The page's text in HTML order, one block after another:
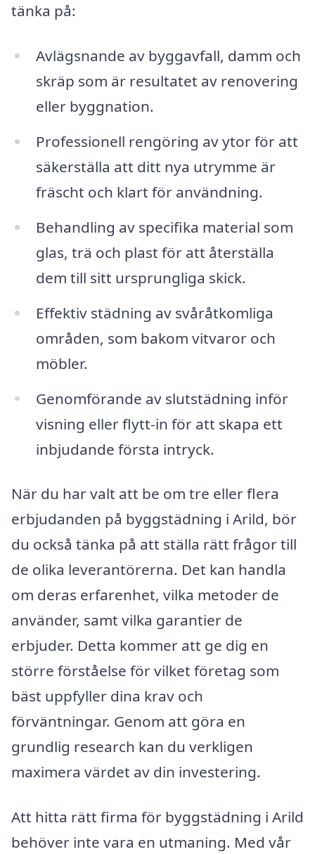
tänka på:
Avlägsnande av byggavfall, damm och
skräp som är resultatet av renovering
eller byggnation.
Professionell rengöring av ytor för att
säkerställa att ditt nya utrymme är
fräscht och klart för användning.
Behandling av specifika material som
glas, trä och plast för att återställa
dem till sitt ursprungliga skick.
Effektiv städning av svåråtkomliga
områden, som bakom vitvaror och
möbler.
Genomförande av slutstädning inför
visning eller flytt-in för att skapa ett
inbjudande första intryck.
När du har valt att be om tre eller flera
erbjudanden på byggstädning i Arild, bör
du också tänka på att ställa rätt frågor till
de olika leverantörerna. Det kan handla
om deras erfarenhet, vilka metoder de
använder, samt vilka garantier de
erbjuder. Detta kommer att ge dig en
större förståelse för vilket företag som
bäst uppfyller dina krav och
förväntningar. Genom att göra en
grundlig research kan du verkligen
maximera värdet av din investering.
Att hitta rätt firma för byggstädning i Arild
behöver inte vara en utmaning. Med vår